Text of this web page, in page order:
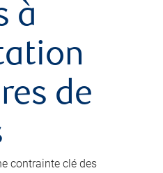
à
de
contrainte clé des